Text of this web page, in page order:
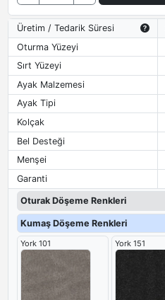
Üretim / Tedarik Süresi
Oturma Yüzeyi
Sırt Yüzeyi
Ayak Malzemesi
Ayak Tipi
Kolçak
Bel Desteği
Menşei
Garanti
Oturak Döşeme Renkleri
Kumaş Döşeme Renkleri
York 101 York 151